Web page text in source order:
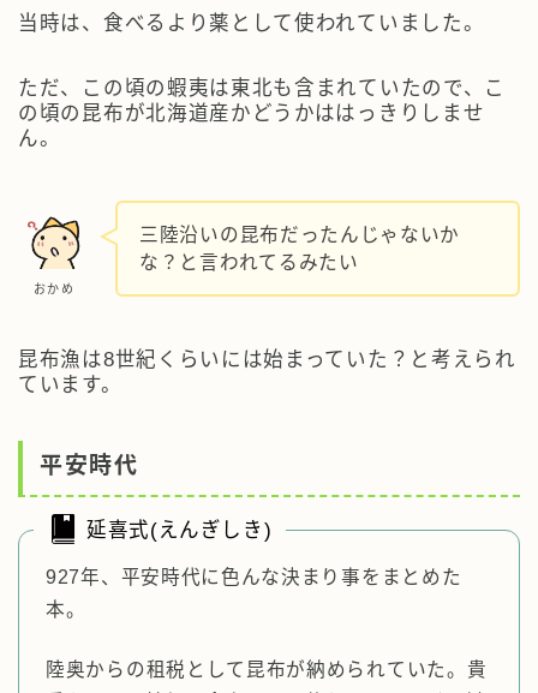
当時は、食べるより薬として使われていました。
ただ、この頃の蝦夷は東北も含まれていたので、こ
の頃の昆布が北海道産かどうかははっきりしませ
ん。
おかめ
三陸沿いの昆布だったんじゃないか
な？と言われてるみたい
昆布漁は8世紀くらいには始まっていた？と考えられ
ています。
平安時代
延喜式(えんぎしき)
927年、平安時代に色んな決まり事をまとめた
本。
陸奥からの租税として昆布が納められていた。貴